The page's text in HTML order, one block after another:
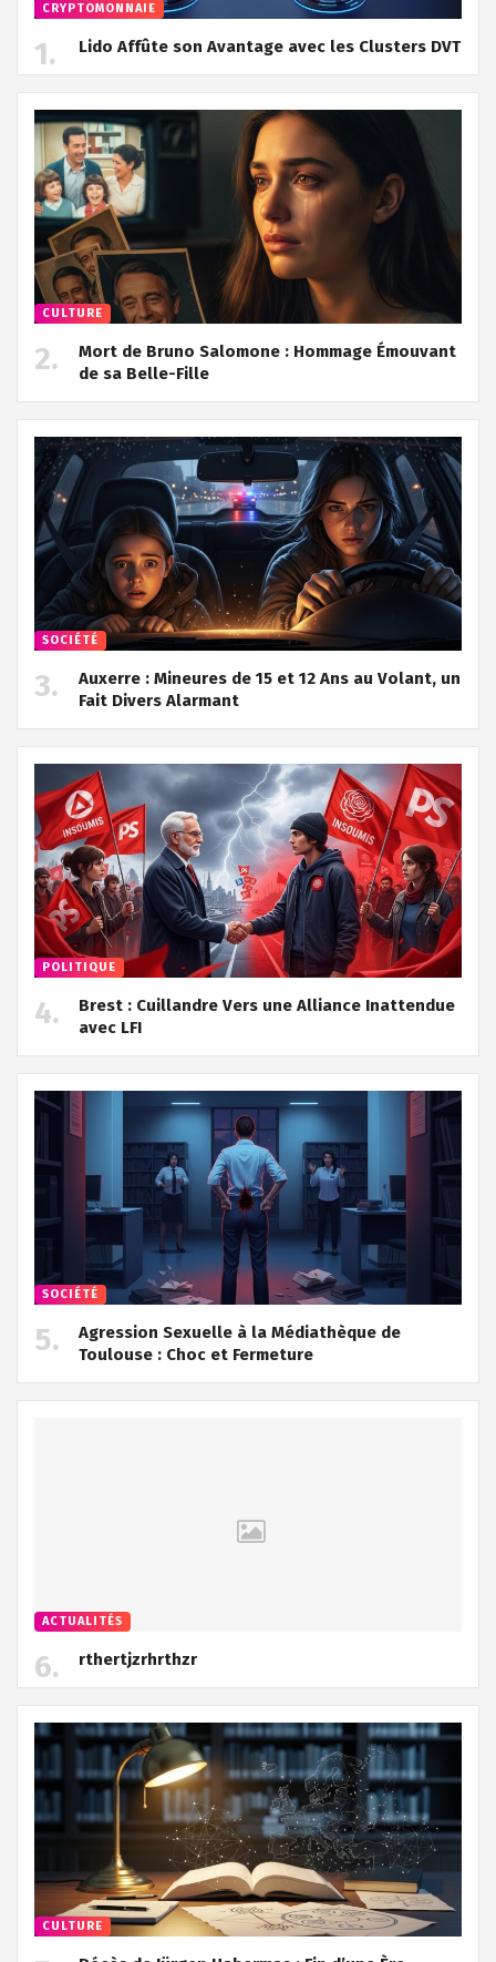
CRYPTOMONNAIE
Lido Affûte son Avantage avec les Clusters DVT
CULTURE
Mort de Bruno Salomone : Hommage Émouvant
de sa Belle-Fille
SOCIÉTÉ
Auxerre : Mineures de 15 et 12 Ans au Volant, un
Fait Divers Alarmant
POLITIQUE
Brest : Cuillandre Vers une Alliance Inattendue
avec LFI
SOCIÉTÉ
Agression Sexuelle à la Médiathèque de
Toulouse : Choc et Fermeture
ACTUALITÉS
rthertjzrhrthzr
CULTURE